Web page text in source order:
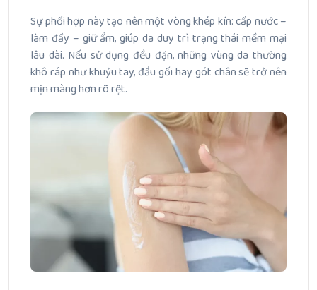
Sự phối hợp này tạo nên một vòng khép kín: cấp nước –
làm đầy – giữ ẩm, giúp da duy trì trạng thái mềm mại
lâu dài. Nếu sử dụng đều đặn, những vùng da thường
khô ráp như khuỷu tay, đầu gối hay gót chân sẽ trở nên
mịn màng hơn rõ rệt.